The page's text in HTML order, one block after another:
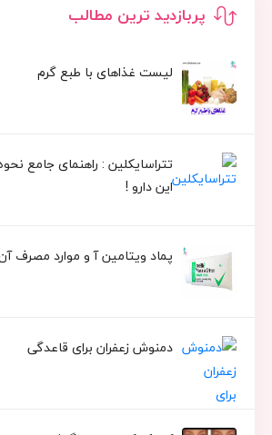
پربازدید ترین مطالب
لیست غذاهای با طبع گرم
تتراسایکلین : راهنمای جامع
این دارو !
پماد ویتامین آ و موارد مصرف
دمنوش زعفران برای قاعدگی